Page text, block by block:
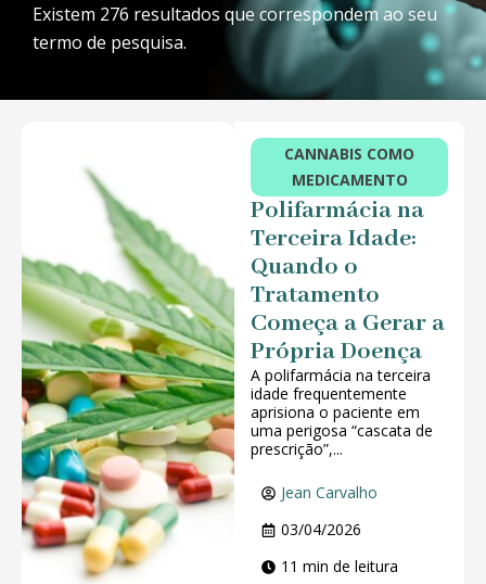
Existem 276 resultados que correspondem ao seu
termo de pesquisa.
CANNABIS COMO
MEDICAMENTO
Polifarmácia na
Terceira Idade:
Quando o
Tratamento
Começa a Gerar a
Própria Doença
A polifarmácia na terceira
idade frequentemente
aprisiona o paciente em
uma perigosa “cascata de
prescrição”,...
Jean Carvalho
03/04/2026
11 min de leitura